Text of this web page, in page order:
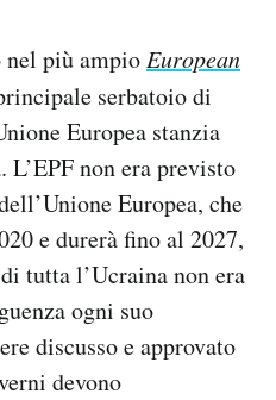
più ampioEuropean
serbatoio di
Europea stanzia
non era previsto
Europea, che
e durerà fino al 2027,
tutta l’Ucraina non era
ogni suo
discusso e approvato
devono